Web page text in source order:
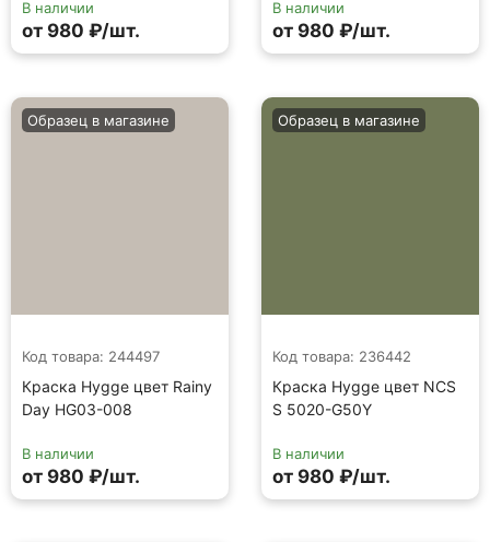
В наличии
от 980 ₽/шт.
В наличии
от 980 ₽/шт.
Код товара: 244497
Краска Hygge цвет Rainy
Day HG03-008
Образец в магазине
В наличии
от 980 ₽/шт.
Код товара: 236442
Краска Hygge цвет NCS
S 5020-G50Y
Образец в магазине
В наличии
от 980 ₽/шт.